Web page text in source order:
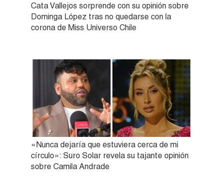
Cata Vallejos sorprende con su opinión sobre
Dominga López tras no quedarse con la
corona de Miss Universo Chile
«Nunca dejaría que estuviera cerca de mi
círculo»: Suro Solar revela su tajante opinión
sobre Camila Andrade